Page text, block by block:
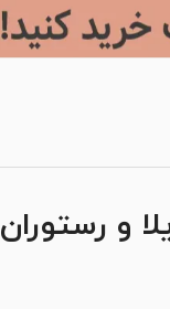
و رستوران